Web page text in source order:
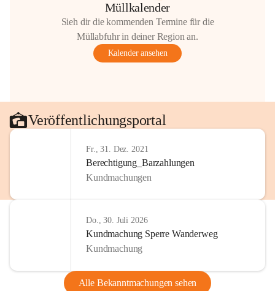
Müllkalender
Sieh dir die kommenden Termine für die
Müllabfuhr in deiner Region an.
Kalender ansehen
Veröffentlichungsportal
Fr., 31. Dez. 2021
Berechtigung_Barzahlungen
Kundmachungen
Do., 30. Juli 2026
Kundmachung Sperre Wanderweg
Kundmachung
Alle Bekanntmachungen sehen